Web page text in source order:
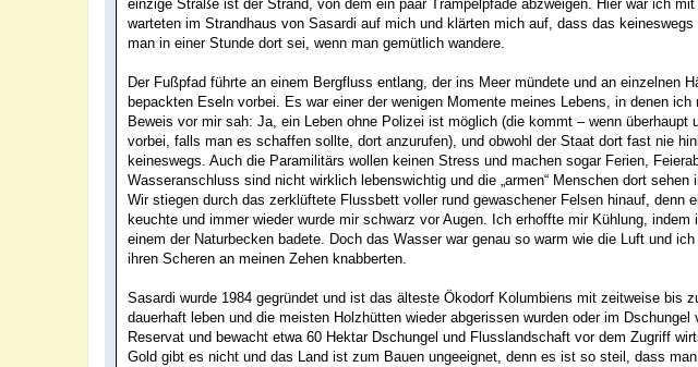
einzige Straße ist der Strand, von dem ein paar Trampelpfade abzweigen. Hier war ich
warteten im Strandhaus von Sasardi auf mich und klärten mich auf, dass das
man in einer Stunde dort sei, wenn man gemütlich wandere.
Der Fußpfad führte an einem Bergfluss entlang, der ins Meer mündete und an einzelnen
bepackten Eseln vorbei. Es war einer der wenigen Momente meines Lebens, in denen
Beweis vor mir sah: Ja, ein Leben ohne Polizei ist möglich (die kommt – wenn
vorbei, falls man es schaffen sollte, dort anzurufen), und obwohl der Staat dort fast nie
keineswegs. Auch die Paramilitärs wollen keinen Stress und machen sogar Ferien,
Wasseranschluss sind nicht wirklich lebenswichtig und die „armen“ Menschen dort sehen
Wir stiegen durch das zerklüftete Flussbett voller rund gewaschener Felsen hinauf, denn
keuchte und immer wieder wurde mir schwarz vor Augen. Ich erhoffte mir Kühlung,
einem der Naturbecken badete. Doch das Wasser war genau so warm wie die Luft und
ihren Scheren an meinen Zehen knabberten.
Sasardi wurde 1984 gegründet und ist das älteste Ökodorf Kolumbiens mit zeitweise bis
dauerhaft leben und die meisten Holzhütten wieder abgerissen wurden oder im
Reservat und bewacht etwa 60 Hektar Dschungel und Flusslandschaft vor dem Zugriff
Gold gibt es nicht und das Land ist zum Bauen ungeeignet, denn es ist so steil, dass